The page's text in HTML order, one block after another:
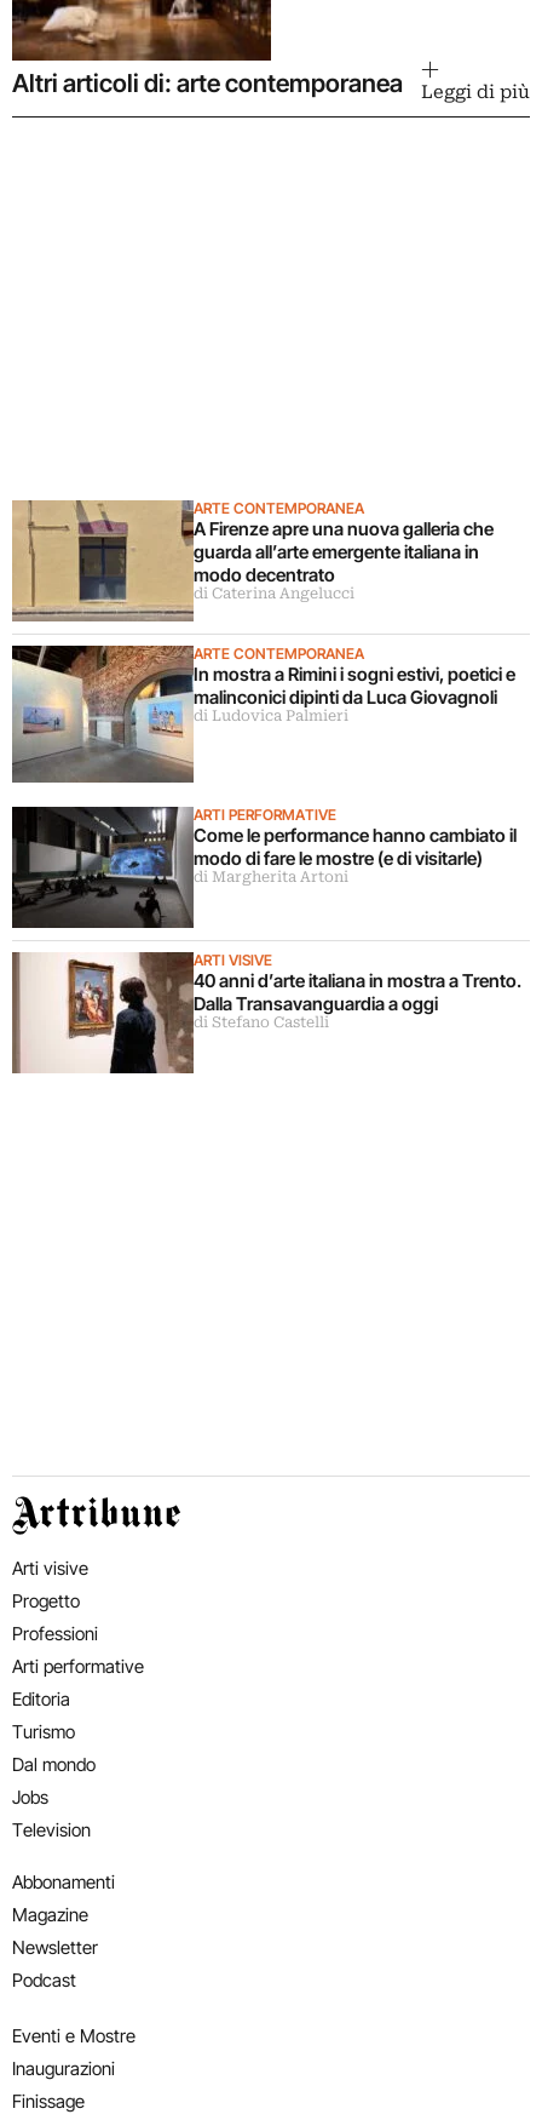
Altri articoli di: arte contemporanea Leggi di più
ARTE CONTEMPORANEA
A Firenze apre una nuova galleria che
guarda all’arte emergente italiana in
modo decentrato
di Caterina Angelucci
ARTE CONTEMPORANEA
In mostra a Rimini i sogni estivi, poetici e
malinconici dipinti da Luca Giovagnoli
di Ludovica Palmieri
ARTI PERFORMATIVE
Come le performance hanno cambiato il
modo di fare le mostre (e di visitarle)
di Margherita Artoni
ARTI VISIVE
40 anni d’arte italiana in mostra a Trento.
Dalla Transavanguardia a oggi
di Stefano Castelli
Artribune
Arti visive
Progetto
Professioni
Arti performative
Editoria
Turismo
Dal mondo
Jobs
Television
Abbonamenti
Magazine
Newsletter
Podcast
Eventi e Mostre
Inaugurazioni
Finissage